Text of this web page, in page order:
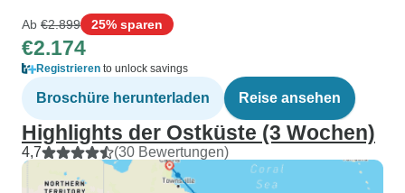
Ab €2.899 25% sparen
€2.174
Registrieren to unlock savings
Broschüre herunterladen Reise ansehen
Highlights der Ostküste (3 Wochen)
4,7 (30 Bewertungen)